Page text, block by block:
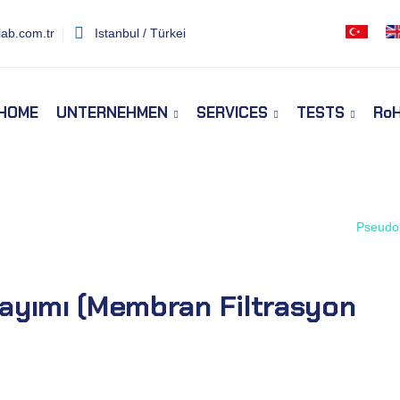
Istanbul / Türkei
UNTERNEHMEN SERVICES TESTS
(Membran Filtrasyon